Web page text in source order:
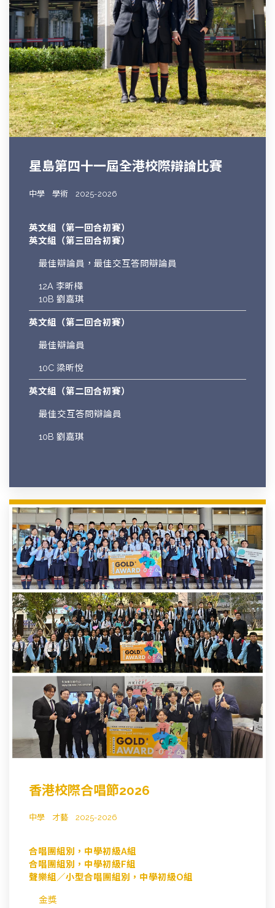
星島第四十一屆全港校際辯論比賽
中學 學術 2025-2026
英文組（第一回合初賽）
英文組（第三回合初賽）
最佳辯論員，最佳交互答問辯論員
12A 李昕樺
10B 劉嘉琪
英文組（第二回合初賽）
最佳辯論員
10C 梁昕悅
英文組（第二回合初賽）
最佳交互答問辯論員
10B 劉嘉琪
香港校際合唱節2026
中學 才藝 2025-2026
合唱團組別，中學初級A組
合唱團組別，中學初級F組
聲樂組／小型合唱團組別，中學初級O組
金獎